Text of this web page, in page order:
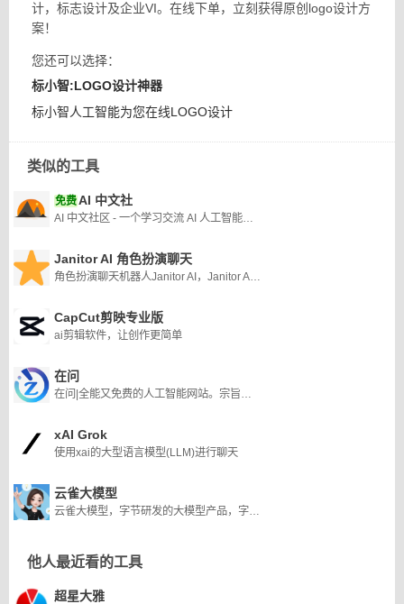
计，标志设计及企业VI。在线下单，立刻获得原创logo设计方
案！
您还可以选择：
标小智:LOGO设计神器
标小智人工智能为您在线LOGO设计
类似的工具
免费AI 中文社
AI 中文社区 - 一个学习交流 AI 人工智能技术的中文社区
Janitor AI 角色扮演聊天
角色扮演聊天机器人Janitor AI，Janitor AI 被证明是各行业用户的多功能且不可或缺的平台。
CapCut剪映专业版
ai剪辑软件，让创作更简单
在问
在问|全能又免费的人工智能网站。宗旨：让知识无界,智能触手可及
xAI Grok
使用xai的大型语言模型(LLM)进行聊天
云雀大模型
云雀大模型，字节研发的大模型产品，字节的云雀大模型是首批上线的8家大模型之一。
他人最近看的工具
超星大雅